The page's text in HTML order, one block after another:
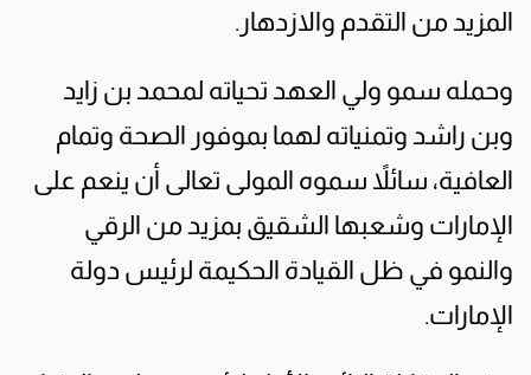
المزيد من التقدم والازدهار.
وحمله سمو ولي العهد تحياته لمحمد بن زايد
وبن راشد وتمنياته لهما بموفور الصحة وتمام
العافية، سائلاً سموه المولى تعالى أن ينعم على
الإمارات وشعبها الشقيق بمزيد من الرقي
والنمو في ظل القيادة الحكيمة لرئيس دولة
الإمارات.